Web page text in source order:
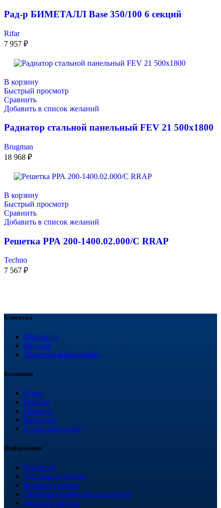
Рад-р БИМЕТАЛЛ Base 350/100 6 секций
Rifar
7 957 ₽
В корзину
Быстрый просмотр
Сравнить
Добавить в список желаний
Радиатор стальной панельный FEV 21 500х1800
Brugman
18 968 ₽
В корзину
Быстрый просмотр
Сравнить
Добавить в список желаний
Решетка РРА 200-1400.02.000/С RRAP
Techno
7 567 ₽
Клиентам
Магазины
Монтаж
Полезная информация
Компания
О нас
Бренды
Новости
Вакансии
Стать партнером
Информация
Гарантия
Доставка и оплата
Возврат и обмен
Политика конфиденциальности
Договор оферты